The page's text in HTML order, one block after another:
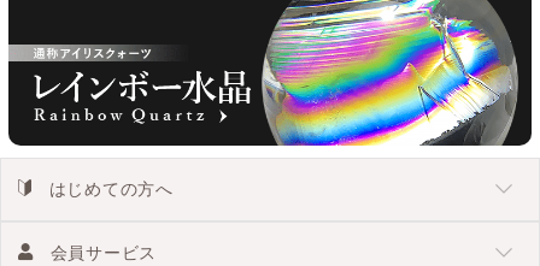
はじめての方へ
会員サービス